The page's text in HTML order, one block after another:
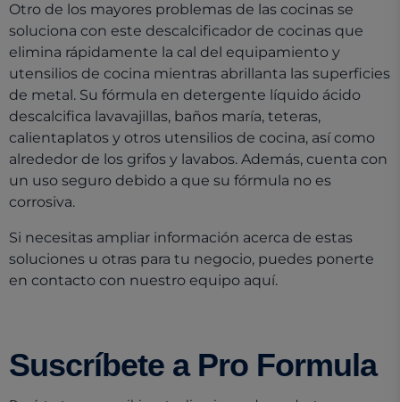
Otro de los mayores problemas de las cocinas se
soluciona con este descalcificador de cocinas que
elimina rápidamente la cal del equipamiento y
utensilios de cocina mientras abrillanta las superficies
de metal. Su fórmula en detergente líquido ácido
descalcifica lavavajillas, baños maría, teteras,
calientaplatos y otros utensilios de cocina, así como
alrededor de los grifos y lavabos. Además, cuenta con
un uso seguro debido a que su fórmula no es
corrosiva.
Si necesitas ampliar información acerca de estas
soluciones u otras para tu negocio, puedes ponerte
en contacto con nuestro equipo aquí.
Suscríbete a Pro Formula